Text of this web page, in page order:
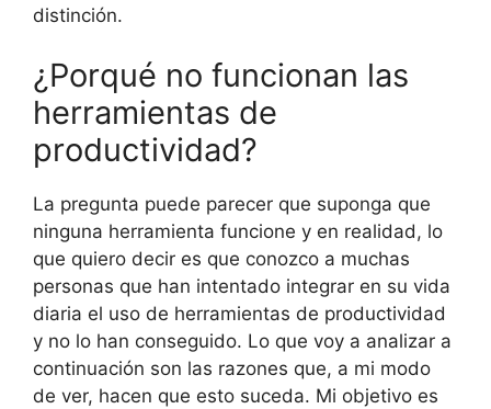
distinción.
¿Porqué no funcionan las
herramientas de
productividad?
La pregunta puede parecer que suponga que
ninguna herramienta funcione y en realidad, lo
que quiero decir es que conozco a muchas
personas que han intentado integrar en su vida
diaria el uso de herramientas de productividad
y no lo han conseguido. Lo que voy a analizar a
continuación son las razones que, a mi modo
de ver, hacen que esto suceda. Mi objetivo es